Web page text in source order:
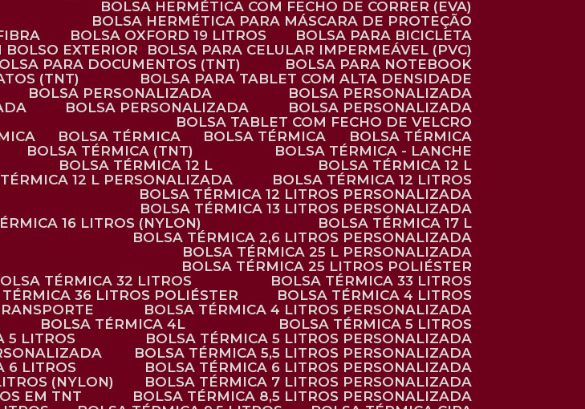
BOLSA HERMÉTICA COM FECHO DE CORRER (EVA)
BOLSA HERMÉTICA PARA MÁSCARA DE PROTEÇÃO
BOLSA OXFORD 19 LITROS
BOLSA PARA BICICLETA
BOLSO EXTERIOR
BOLSA PARA CELULAR IMPERMEÁVEL (PVC)
BOLSA PARA DOCUMENTOS (TNT)
BOLSA PARA NOTEBOOK
(TNT)
BOLSA PARA TABLET COM ALTA DENSIDADE
BOLSA PERSONALIZADA
BOLSA PERSONALIZADA
BOLSA PERSONALIZADA
BOLSA PERSONALIZADA
BOLSA TABLET COM FECHO DE VELCRO
BOLSA TÉRMICA BOLSA TÉRMICA
BOLSA TÉRMICA
BOLSA TÉRMICA (TNT)
BOLSA TÉRMICA - LANCHE
BOLSA TÉRMICA 12 L
BOLSA TÉRMICA 12 L
TÉRMICA 12 L PERSONALIZADA
BOLSA TÉRMICA 12 LITROS
BOLSA TÉRMICA 12 LITROS PERSONALIZADA
BOLSA TÉRMICA 13 LITROS PERSONALIZADA
16 LITROS (NYLON)
BOLSA TÉRMICA 17 L
BOLSA TÉRMICA 2,6 LITROS PERSONALIZADA
BOLSA TÉRMICA 25 L PERSONALIZADA
BOLSA TÉRMICA 25 LITROS POLIÉSTER
BOLSA TÉRMICA 32 LITROS
BOLSA TÉRMICA 33 LITROS
TÉRMICA 36 LITROS POLIÉSTER
BOLSA TÉRMICA 4 LITROS
BOLSA TÉRMICA 4 LITROS PERSONALIZADA
BOLSA TÉRMICA 4L
BOLSA TÉRMICA 5 LITROS
5 LITROS
BOLSA TÉRMICA 5 LITROS PERSONALIZADA
BOLSA TÉRMICA 5,5 LITROS PERSONALIZADA
6 LITROS
BOLSA TÉRMICA 6 LITROS PERSONALIZADA
(NYLON)
BOLSA TÉRMICA 7 LITROS PERSONALIZADA
EM TNT
BOLSA TÉRMICA 8,5 LITROS PERSONALIZADA